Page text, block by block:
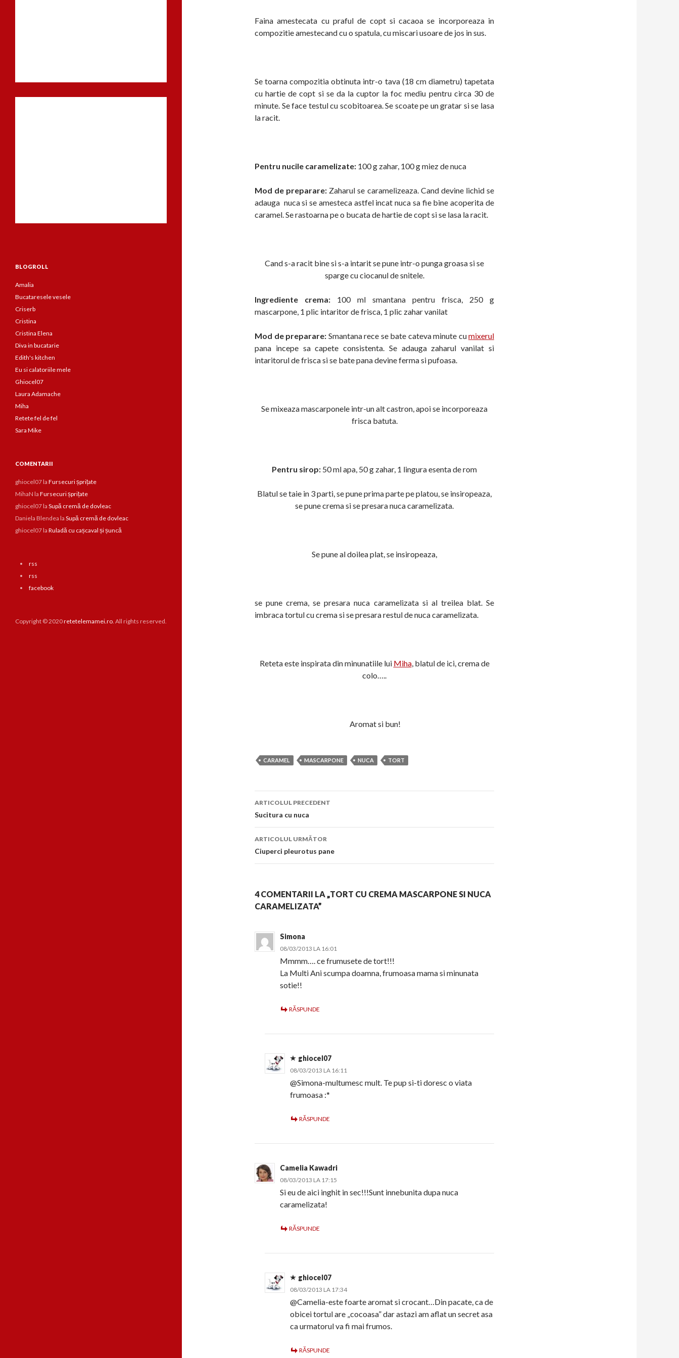
Faina amestecata cu praful de copt si cacaoa se incorporeaza in
compozitie amestecand cu o spatula, cu miscari usoare de jos in sus.
Se toarna compozitia obtinuta intr-o tava (18 cm diametru) tapetata
cu hartie de copt si se da la cuptor la foc mediu pentru circa 30 de
minute. Se face testul cu scobitoarea. Se scoate pe un gratar si se lasa
la racit.
Pentru nucile caramelizate: 100 g zahar, 100 g miez de nuca
Mod de preparare: Zaharul se caramelizeaza. Cand devine lichid se
adauga nuca si se amesteca astfel incat nuca sa fie bine acoperita de
caramel. Se rastoarna pe o bucata de hartie de copt si se lasa la racit.
Cand s-a racit bine si s-a intarit se pune intr-o punga groasa si se
sparge cu ciocanul de snitele.
Ingrediente crema: 100 ml smantana pentru frisca, 250 g
mascarpone, 1 plic intaritor de frisca, 1 plic zahar vanilat
Mod de preparare: Smantana rece se bate cateva minute cumixerul
pana incepe sa capete consistenta. Se adauga zaharul vanilat si
intaritorul de frisca si se bate pana devine ferma si pufoasa.
Se mixeaza mascarponele intr-un alt castron, apoi se incorporeaza
frisca batuta.
Pentru sirop: 50 ml apa, 50 g zahar, 1 lingura esenta de rom
Blatul se taie in 3 parti, se pune prima parte pe platou, se insiropeaza,
se pune crema si se presara nuca caramelizata.
Se pune al doilea plat, se insiropeaza,
se pune crema, se presara nuca caramelizata si al treilea blat. Se
imbraca tortul cu crema si se presara restul de nuca caramelizata.
Reteta este inspirata din minunatiile lui Miha, blatul de ici, crema de
colo…..
Aromat si bun!
CARAMEL MASCARPONE NUCA TORT
Navigare
în
articol
ARTICOLUL PRECEDENT
Sucitura cu nuca
ARTICOLUL URMĂTOR
Ciuperci pleurotus pane
4 COMENTARII LA „TORT CU CREMA MASCARPONE SI NUCA
CARAMELIZATA”
Simona
08/03/2013 LA 16:01
Mmmm…. ce frumusete de tort!!!
La Multi Ani scumpa doamna, frumoasa mama si minunata
sotie!!
RĂSPUNDE
ghiocel07
08/03/2013 LA 16:11
@Simona-multumesc mult. Te pup si-ti doresc o viata
frumoasa :*
RĂSPUNDE
Camelia Kawadri
08/03/2013 LA 17:15
Si eu de aici inghit in sec!!!Sunt innebunita dupa nuca
caramelizata!
RĂSPUNDE
ghiocel07
08/03/2013 LA 17:34
@Camelia-este foarte aromat si crocant…Din pacate, ca de
obicei tortul are „cocoasa” dar astazi am aflat un secret asa
ca urmatorul va fi mai frumos.
RĂSPUNDE
BLOGROLL
Amalia
Bucataresele vesele
Criserb
Cristina
Cristina Elena
Diva in bucatarie
Edith's kitchen
Eu si calatoriile mele
Ghiocel07
Laura Adamache
Miha
Retete fel de fel
Sara Mike
COMENTARII
ghiocel07la Fursecuri șprițate
MihaN la Fursecuri șprițate
ghiocel07la Supă cremă de dovleac
Daniela Blendea la Supă cremă de dovleac
ghiocel07la Ruladă cu cașcaval și șuncă
rss
rss
facebook
Copyright © 2020retetelemamei.ro. All rights reserved.